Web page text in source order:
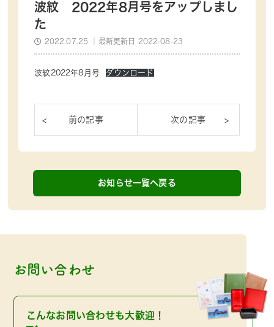
波紋 2022年8月号をアップしまし
た
2022.07.25 ｜最新更新日 2022-08-23
波紋2022年8月号 ダウンロード
お知らせ一覧へ戻る
お問い合わせ
こんなお問い合わせも大歓迎！